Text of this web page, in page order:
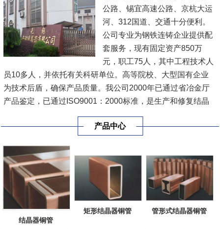
公路、锡宜高速公路、京杭大运
河、312国道、交通十分便利。
公司专业为钢铁连铸企业提供配
套服务，现有固定资产850万
元，职工75人，其中工程技术人
员10多人，并依托有关科研单位。高等院校、大型国有企业
为技术后盾，确保产品质量。我公司2000年已通过省冶金厅
产品鉴定，已通过ISO9001：2000标准，是生产和修复结晶
看详情]
产品中心
结晶器铜管
矩形结晶器铜管 管形式结晶器铜管